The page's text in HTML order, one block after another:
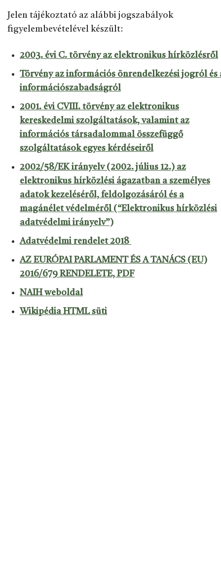
Jelen tájékoztató az alábbi jogszabályok
figyelembevételével készült:
2003. évi C. törvény az elektronikus hírközlésről
Törvény az információs önrendelkezési jogról és
információszabadságról
2001. évi CVIII. törvény az elektronikus
kereskedelmi szolgáltatások, valamint az
információs társadalommal összefüggő
szolgáltatások egyes kérdéseiről
2002/58/EK irányelv (2002. július 12.) az
elektronikus hírközlési ágazatban a személyes
adatok kezeléséről, feldolgozásáról és a
magánélet védelméről (“Elektronikus hírközlési
adatvédelmi irányelv”)
Adatvédelmi rendelet 2018
AZ EURÓPAI PARLAMENT ÉS A TANÁCS (EU)
2016/679 RENDELETE, PDF
NAIH weboldal
Wikipédia HTML süti